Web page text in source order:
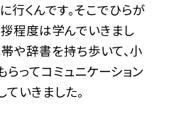
くんです。そこでひらが
程度は学んでいきまし
や辞書を持ち歩いて、小
ってコミュニケーション
いきました。